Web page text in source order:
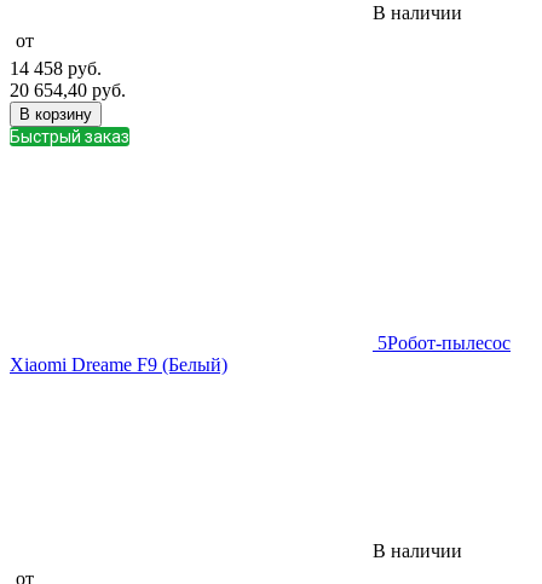
В наличии
от
14 458 руб.
20 654,40 руб.
В корзину
Быстрый заказ
5Робот-пылесос
Xiaomi Dreame F9 (Белый)
В наличии
от